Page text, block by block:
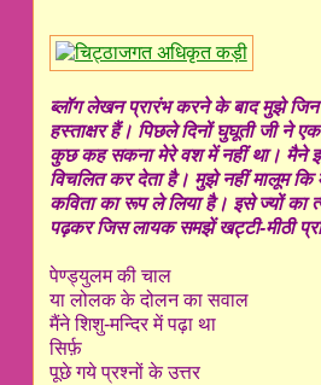
ब्लॉग लेखन प्रारंभ करने के बाद मुझे जिन
हस्ताक्षर हैं। पिछले दिनों घुघूती जी ने
कुछ कह सकना मेरे वश में नहीं था। मैने
विचलित कर देता है। मुझे नहीं मालूम
कविता का रूप ले लिया है। इसे ज्यों का
पढ़कर जिस लायक समझें खट्टी-मीठी
पेण्ड्युलम की चाल
या लोलक के दोलन का सवाल
मैंने शिशु-मन्दिर में पढ़ा था
सिर्फ़
पूछे गये प्रश्नों के उत्तर